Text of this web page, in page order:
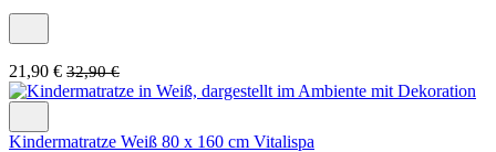
21,90 € 32,90 €
Kindermatratze Weiß 80 x 160 cm Vitalispa